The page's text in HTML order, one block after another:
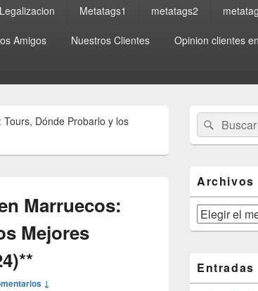
Legalizacion Metatags1 metatags2
Amigos Nuestros Clientes Opinion clientes
Dónde Probarlo y los
Marruecos:
Mejores
↓
área
de
widget
lateral
primaria
Buscar
por:
Buscar
Archivos
Archivos